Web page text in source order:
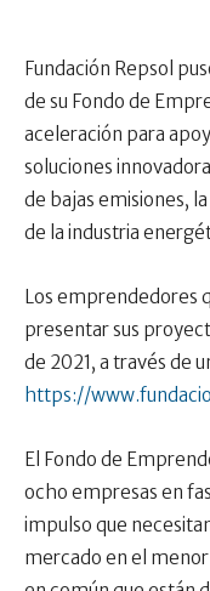
Fundación Repsol
de su Fondo de
aceleración para
soluciones
de bajas emisiones,
de la industria
Los emprendedores
presentar sus
de 2021, a través de
https://
El Fondo de
ocho empresas en
impulso que
mercado en el